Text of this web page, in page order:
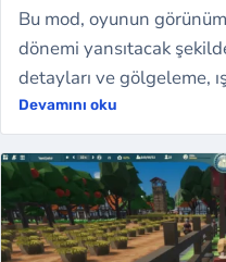
Bu mod, oyunun
dönemi yansıtacak
detayları ve gölgeleme,
gerçekçi olur. İlk olarak
indirme…
Devamını oku